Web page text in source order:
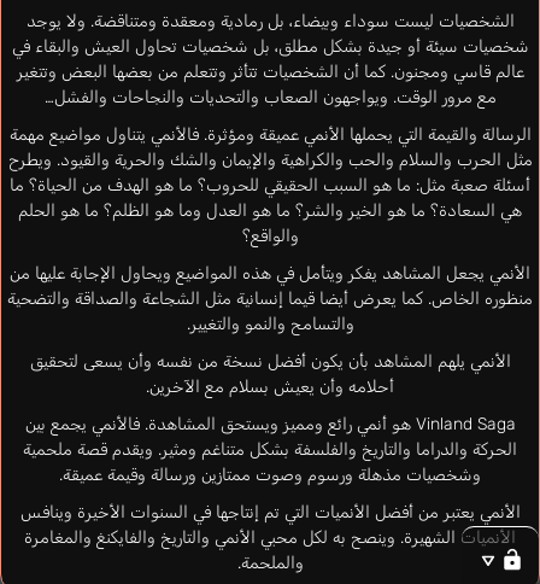
الشخصيات ليست سوداء وبيضاء، بل رمادية ومعقدة ومتناقضة. ولا يوجد
شخصيات سيئة أو جيدة بشكل مطلق، بل شخصيات تحاول العيش والبقاء في
عالم قاسي ومجنون. كما أن الشخصيات تتأثر وتتعلم من بعضها البعض وتتغير
مع مرور الوقت. ويواجهون الصعاب والتحديات والنجاحات والفشل…
الرسالة والقيمة التي يحملها الأنمي عميقة ومؤثرة. فالأنمي يتناول مواضيع مهمة
مثل الحرب والسلام والحب والكراهية والإيمان والشك والحرية والقيود. ويطرح
أسئلة صعبة مثل: ما هو السبب الحقيقي للحروب؟ ما هو الهدف من الحياة؟ ما
هي السعادة؟ ما هو الخير والشر؟ ما هو العدل وما هو الظلم؟ ما هو الحلم
والواقع؟
الأنمي يجعل المشاهد يفكر ويتأمل في هذه المواضيع ويحاول الإجابة عليها من
منظوره الخاص. كما يعرض أيضا قيما إنسانية مثل الشجاعة والصداقة والتضحية
والتسامح والنمو والتغيير.
الأنمي يلهم المشاهد بأن يكون أفضل نسخة من نفسه وأن يسعى لتحقيق
أحلامه وأن يعيش بسلام مع الآخرين.
Vinland Saga هو أنمي رائع ومميز ويستحق المشاهدة. فالأنمي يجمع بين
الحركة والدراما والتاريخ والفلسفة بشكل متناغم ومثير. ويقدم قصة ملحمية
وشخصيات مذهلة ورسوم وصوت ممتازين ورسالة وقيمة عميقة.
الأنمي يعتبر من أفضل الأنميات التي تم إنتاجها في السنوات الأخيرة وينافس
الأنميات الشهيرة. وينصح به لكل محبي الأنمي والتاريخ والفايكنغ والمغامرة
والملحمة.